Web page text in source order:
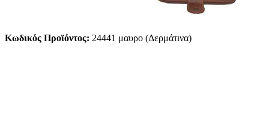
Κωδικός Προϊόντος: 24441 μαυρο (Δερμάτινα)